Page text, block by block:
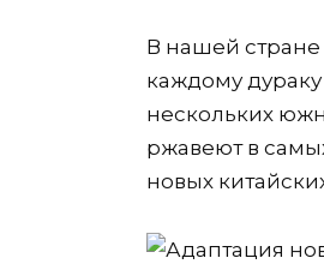
В нашей стране
каждому дураку
нескольких
ржавеют в
новых